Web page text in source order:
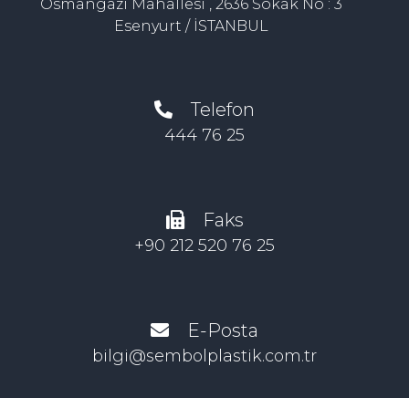
Osmangazi Mahallesi , 2636 Sokak No : 3
Esenyurt / İSTANBUL
Telefon
444 76 25
Faks
+90 212 520 76 25
E-Posta
bilgi@sembolplastik.com.tr